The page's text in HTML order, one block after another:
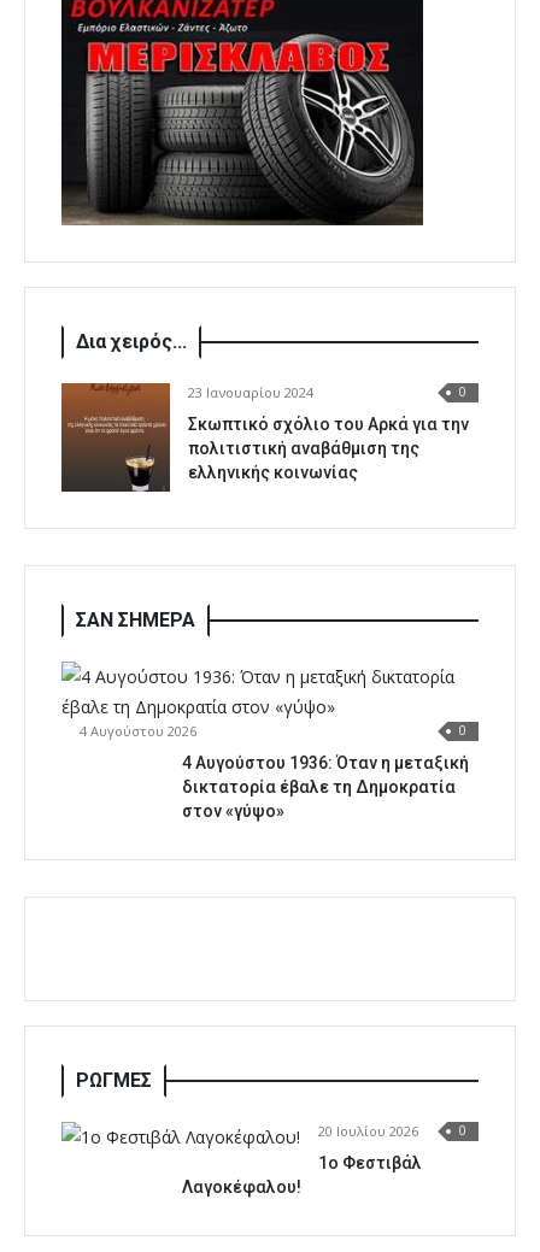
Δια χειρός...
23 Ιανουαρίου 2024 0
Σκωπτικό σχόλιο του Αρκά για την
πολιτιστική αναβάθμιση της
ελληνικής κοινωνίας
ΣΑΝ ΣΗΜΕΡΑ
4 Αυγούστου 2026 0
4 Αυγούστου 1936: Όταν η μεταξική
δικτατορία έβαλε τη Δημοκρατία
στον «γύψο»
ΡΩΓΜΕΣ
20 Ιουλίου 2026 0
1o Φεστιβάλ
Λαγοκέφαλου!